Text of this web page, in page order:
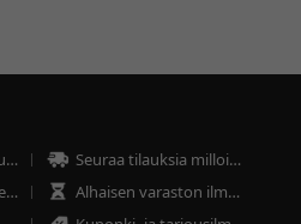
Hinnanalennusilmoitukset
Seuraa tilauksia milloin tahansa
Nopeampi ja turvallisempi maksaminen
Alhaisen varaston ilmoitukset